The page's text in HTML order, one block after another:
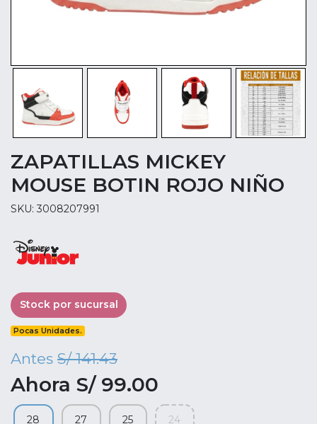
ZAPATILLAS MICKEY
MOUSE BOTIN ROJO NIÑO
SKU: 3008207991
Stock por sucursal
Pocas Unidades.
Antes S/ 141.43
Ahora S/ 99.00
28 27 25 24